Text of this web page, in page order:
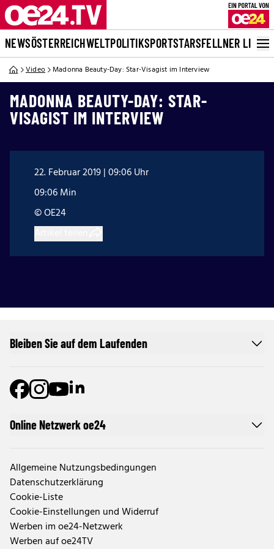
NEWSÖSTERREICHWELTPOLITIKSPORTSTARSFELLNER LIVE
Video Madonna Beauty-Day: Star-Visagist im Interview
MADONNA BEAUTY-DAY: STAR-
VISAGIST IM INTERVIEW
22. Februar 2019 | 09:06 Uhr
09:06 Min
© OE24
Online Netzwerk oe24
Allgemeine Nutzungsbedingungen
Datenschutzerklärung
Cookie-Liste
Cookie-Einstellungen und Widerruf
Werben im oe24-Netzwerk
Werben auf oe24TV
Bleiben Sie auf dem Laufenden